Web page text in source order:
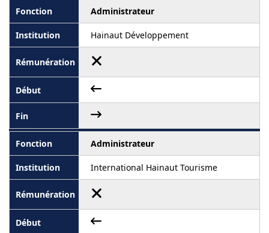
Administrateur
Hainaut Développement
Administrateur
International Hainaut Tourisme